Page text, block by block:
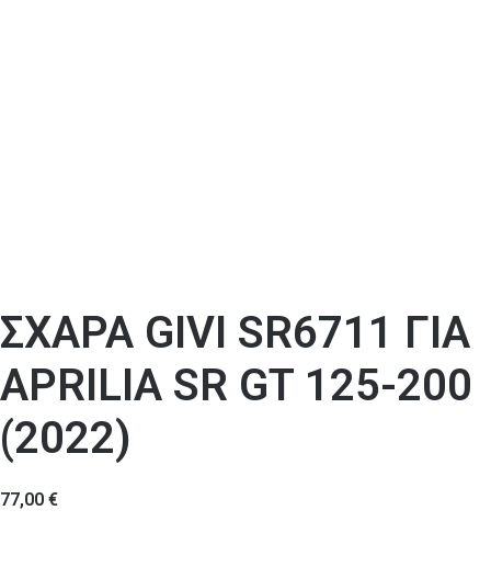
ΣΧΑΡΑ GIVI SR6711 ΓΙΑ
APRILIA SR GT 125-200
(2022)
77,00 €